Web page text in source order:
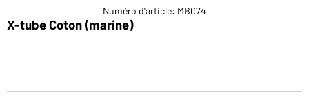
Numéro d'article: MB074
X-tube Coton (marine)